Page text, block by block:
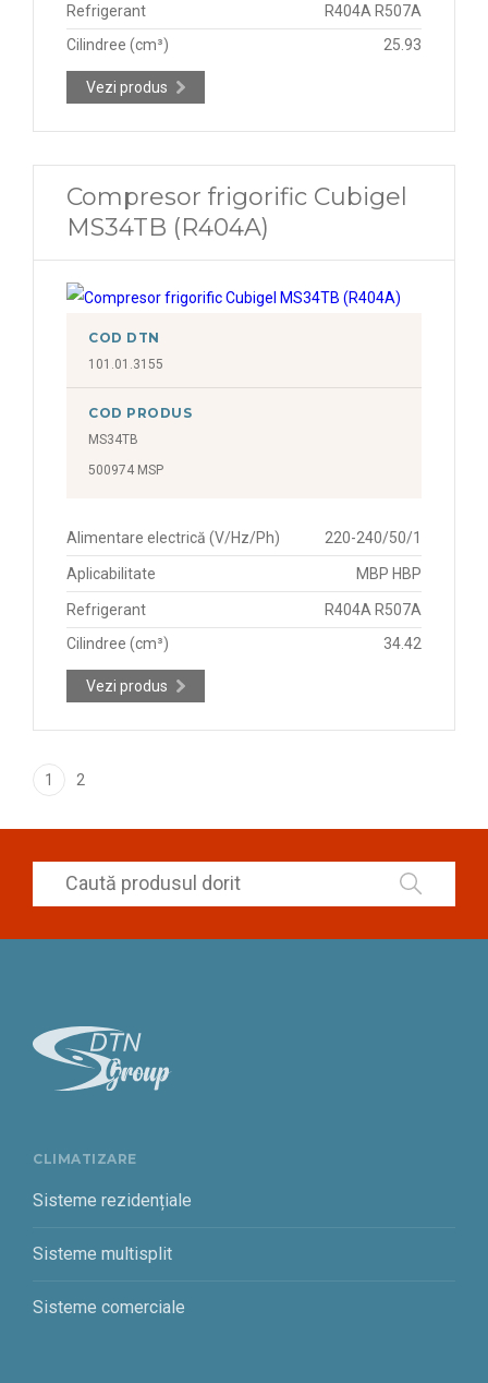
Refrigerant
R404A R507A
Cilindree (cm³)
25.93
Vezi produs
Compresor frigorific Cubigel
MS34TB (R404A)
COD DTN
101.01.3155
COD PRODUS
MS34TB
500974 MSP
Alimentare electrică (V/Hz/Ph) 220-240/50/1
Aplicabilitate MBP HBP
Refrigerant
R404A R507A
Cilindree (cm³)
34.42
Vezi produs
1 2
CLIMATIZARE
Sisteme rezidențiale
Sisteme multisplit
Sisteme comerciale